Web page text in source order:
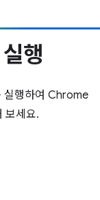
행
실행하여 Chrome
보세요.